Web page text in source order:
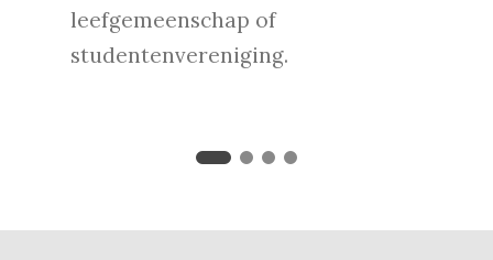
leefgemeenschap of
studentenvereniging.